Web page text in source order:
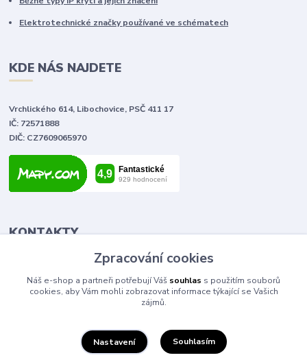
Elektrotechnické značky používané ve schématech
KDE NÁS NAJDETE
Vrchlického 614, Libochovice, PSČ 411 17
IČ: 72571888
DIČ: CZ7609065970
KONTAKTY
Tomáš Vlček
+420 702 090 443
volejte od 9,00 - 20,00 hod
info@elektromaterial.cz
Zpracování cookies
Náš e-shop a partneři potřebují Váš souhlas s použitím souborů
cookies, aby Vám mohli zobrazovat informace týkající se Vašich
zájmů.
Nastavení Souhlasím